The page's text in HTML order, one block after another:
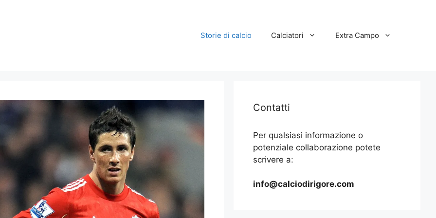
Storie di calcio Calciatori Extra Campo
Contatti
Per qualsiasi informazione o
potenziale collaborazione potete
scrivere a:
info@calciodirigore.com